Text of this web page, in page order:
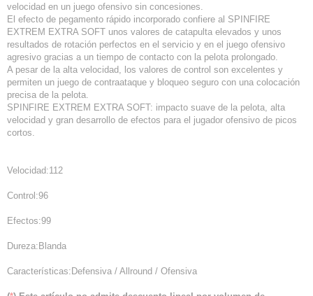
velocidad en un juego ofensivo sin concesiones.
El efecto de pegamento rápido incorporado confiere al SPINFIRE
EXTREM EXTRA SOFT unos valores de catapulta elevados y unos
resultados de rotación perfectos en el servicio y en el juego ofensivo
agresivo gracias a un tiempo de contacto con la pelota prolongado.
A pesar de la alta velocidad, los valores de control son excelentes y
permiten un juego de contraataque y bloqueo seguro con una colocación
precisa de la pelota.
SPINFIRE EXTREM EXTRA SOFT: impacto suave de la pelota, alta
velocidad y gran desarrollo de efectos para el jugador ofensivo de picos
cortos.
Velocidad:112
Control:96
Efectos:99
Dureza:Blanda
Características:Defensiva / Allround / Ofensiva